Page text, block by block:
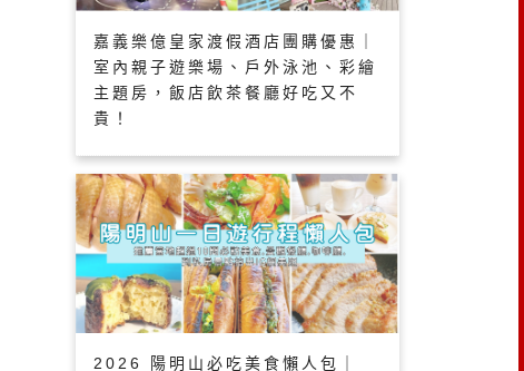
嘉義樂億皇家渡假酒店團購優惠｜
室內親子遊樂場、戶外泳池、彩繪
主題房，飯店飲茶餐廳好吃又不
貴！
2026 陽明山必吃美食懶人包｜